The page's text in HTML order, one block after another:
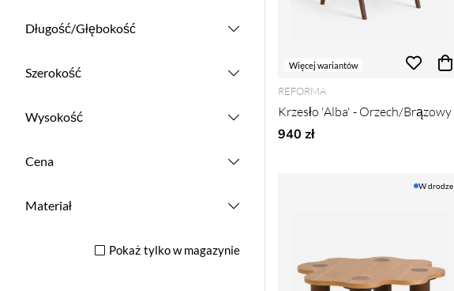
Długość/Głębokość
Szerokość
Wysokość
Cena
Materiał
Pokaż tylko w magazynie
Więcej wariantów
REFORMA
Krzesło 'Alba' - Orzech/Brązowy
940 zł
W drodze